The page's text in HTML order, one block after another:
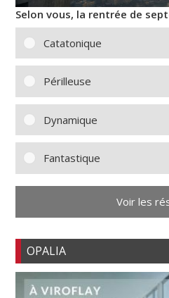
Selon vous, la rentrée de
Catatonique
Périlleuse
Dynamique
Fantastique
Voir les
OPALIA